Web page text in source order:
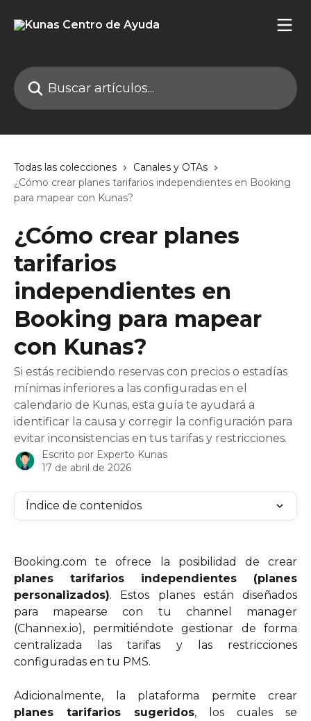
Buscar artículos...
Todas las colecciones
Canales y OTAs
¿Cómo crear planes tarifarios independientes en Booking
para mapear con Kunas?
¿Cómo crear planes
tarifarios
independientes en
Booking para mapear
con Kunas?
Si estás recibiendo reservas con precios o estadías
mínimas inferiores a las configuradas en el
calendario de Kunas, esta guía te ayudará a
identificar la causa y corregir la configuración para
evitar inconsistencias en tus tarifas y restricciones.
Escrito por Experto Kunas
17 de abril de 2026
Índice de contenidos
Booking.com te ofrece la posibilidad de crear
planes tarifarios independientes (planes
personalizados). Estos planes están diseñados
para mapearse con tu channel manager
(Channex.io), permitiéndote gestionar de forma
centralizada las tarifas y las restricciones
configuradas en tu PMS.
Adicionalmente, la plataforma permite crear
planes tarifarios sugeridos, los cuales se